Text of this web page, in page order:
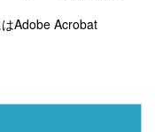
Adobe Acrobat